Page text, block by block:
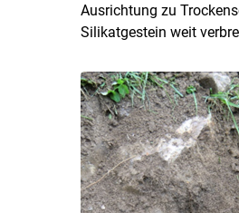
Ausrichtung zu
Silikatgestein weit